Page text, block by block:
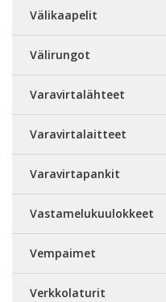
Välikaapelit
Välirungot
Varavirtalähteet
Varavirtalaitteet
Varavirtapankit
Vastamelukuulokkeet
Vempaimet
Verkkolaturit